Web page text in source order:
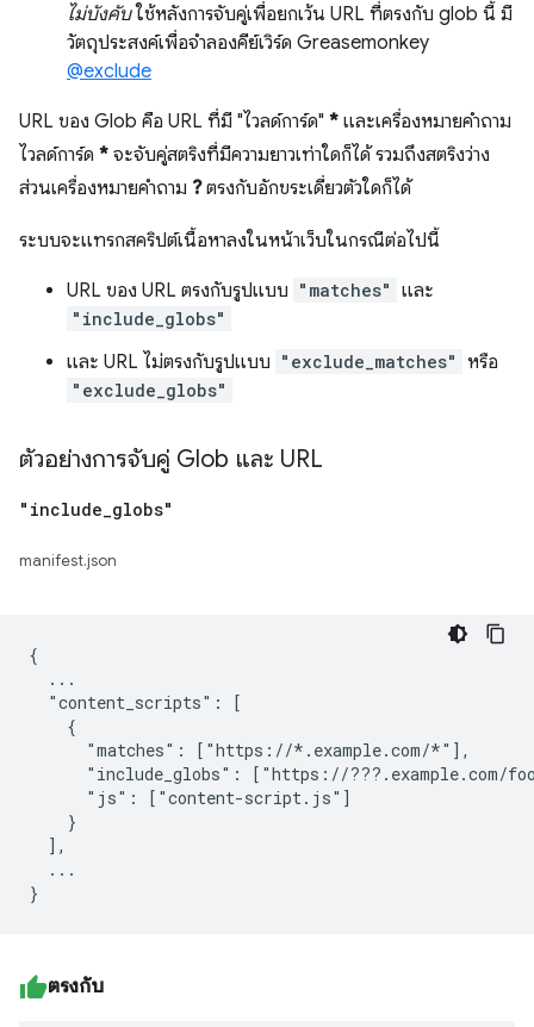
ไม่บังคับใช้หลังการจับคู่เพื่อยกเว้น URL ที่ตรงกับ glob นี้ มี
วัตถุประสงค์เพื่อจำลองคีย์เวิร์ด Greasemonkey
@exclude
URL ของ Glob คือ URL ที่มี "ไวลด์การ์ด" * และเครื่องหมายคำถาม
ไวลด์การ์ด * จะจับคู่สตริงที่มีความยาวเท่าใดก็ได้ รวมถึงสตริงว่าง
ส่วนเครื่องหมายคำถาม ?ตรงกับอักขระเดี่ยวตัวใดก็ได้
ระบบจะแทรกสคริปต์เนื้อหาลงในหน้าเว็บในกรณีต่อไปนี้
URL ของ URL ตรงกับรูปแบบ "matches" และ
"include_globs"
และ URL ไม่ตรงกับรูปแบบ "exclude_matches" หรือ
"exclude_globs"
ตัวอย่างการจับคู่ Glob และ URL
"include_globs"
manifest.json
{
  ...
  "content_scripts": [
    {
      "matches": ["https://*.example.com/*"],
"include_globs": ["https://???.example.com/
      "js": ["content-script.js"]
    }
  ],
  ...
ตรงกับ